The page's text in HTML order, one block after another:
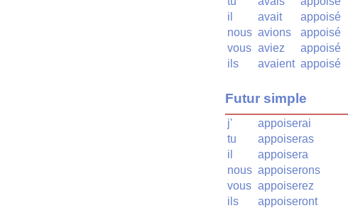
il
avait
appoisé
nous avions
appoisé
vous aviez
appoisé
ils
avaient appoisé
Futur simple
j'
appoiserai
tu
appoiseras
il
appoisera
nous appoiserons
vous appoiserez
ils
appoiseront